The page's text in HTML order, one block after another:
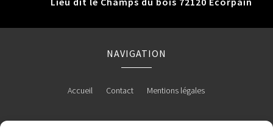
NAVIGATION
Accueil Contact Mentions légales